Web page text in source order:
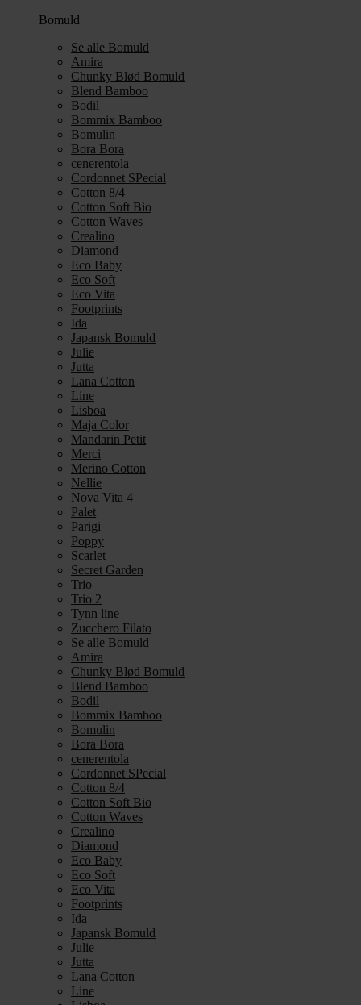
Bomuld
Se alle Bomuld
Amira
Chunky Blød Bomuld
Blend Bamboo
Bodil
Bommix Bamboo
Bomulin
Bora Bora
cenerentola
Cordonnet SPecial
Cotton 8/4
Cotton Soft Bio
Cotton Waves
Crealino
Diamond
Eco Baby
Eco Soft
Eco Vita
Footprints
Ida
Japansk Bomuld
Julie
Jutta
Lana Cotton
Line
Lisboa
Maja Color
Mandarin Petit
Merci
Merino Cotton
Nellie
Nova Vita 4
Palet
Parigi
Poppy
Scarlet
Secret Garden
Trio
Trio 2
Tynn line
Zucchero Filato
Se alle Bomuld
Amira
Chunky Blød Bomuld
Blend Bamboo
Bodil
Bommix Bamboo
Bomulin
Bora Bora
cenerentola
Cordonnet SPecial
Cotton 8/4
Cotton Soft Bio
Cotton Waves
Crealino
Diamond
Eco Baby
Eco Soft
Eco Vita
Footprints
Ida
Japansk Bomuld
Julie
Jutta
Lana Cotton
Line